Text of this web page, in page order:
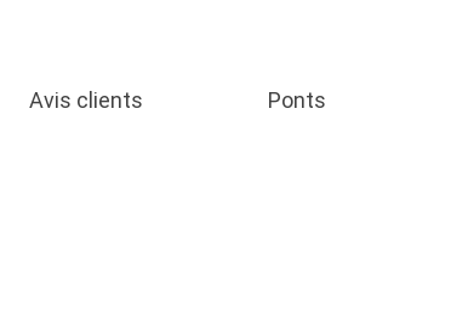
Avis clients Ponts